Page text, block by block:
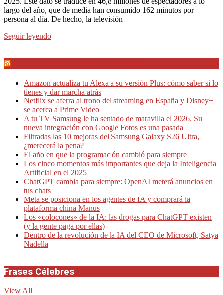
largo del año, que de media han consumido 162 minutos por
persona al día. De hecho, la televisión
Seguir leyendo
Amazon actualiza tu Alexa a su versión Plus: cómo saber si lo
tienes y dar marcha atrás
Netflix se aferra al trono del streaming en España y Disney+
se acerca a Prime Video
A tu TV Samsung le ha sentado de maravilla el 2026. Su
nueva integración con Google Fotos es una pasada
Filtradas las 10 mejoras del Samsung Galaxy S26 Ultra,
¿merecerá la pena?
El año en que la programación cambió para siempre
Los cinco momentos más importantes que deja la Inteligencia
Artificial en el 2025
ChatGPT cambia para siempre: OpenAI meterá anuncios en
tus chats
Meta se posiciona en los agentes de IA y comprará la
plataforma china Manus
Los «colocones» de la IA: las drogas para ChatGPT existen
(y la gente paga por ellas)
Dentro de la revolución de la IA del CEO de Microsoft, Satya
Nadella
Frases Célebres
View All